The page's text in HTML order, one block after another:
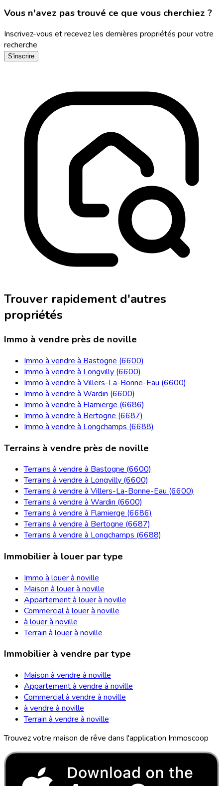
Vous n'avez pas trouvé ce que vous cherchiez ?
Inscrivez-vous et recevez les dernières propriétés pour votre
recherche
S'inscrire
Trouver rapidement d'autres
propriétés
Immo à vendre près de noville
Immo à vendre à Bastogne (6600)
Immo à vendre à Longvilly (6600)
Immo à vendre à Villers-La-Bonne-Eau (6600)
Immo à vendre à Wardin (6600)
Immo à vendre à Flamierge (6686)
Immo à vendre à Bertogne (6687)
Immo à vendre à Longchamps (6688)
Terrains à vendre près de noville
Terrains à vendre à Bastogne (6600)
Terrains à vendre à Longvilly (6600)
Terrains à vendre à Villers-La-Bonne-Eau (6600)
Terrains à vendre à Wardin (6600)
Terrains à vendre à Flamierge (6686)
Terrains à vendre à Bertogne (6687)
Terrains à vendre à Longchamps (6688)
Immobilier à louer par type
Immo à louer à noville
Maison à louer à noville
Appartement à louer à noville
Commercial à louer à noville
à louer à noville
Terrain à louer à noville
Immobilier à vendre par type
Maison à vendre à noville
Appartement à vendre à noville
Commercial à vendre à noville
à vendre à noville
Terrain à vendre à noville
Trouvez votre maison de rêve dans l'application Immoscoop